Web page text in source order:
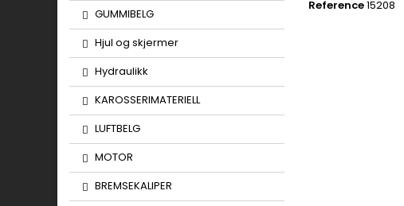
GUMMIBELG
Hjul og skjermer
Hydraulikk
KAROSSERIMATERIELL
LUFTBELG
MOTOR
BREMSEKALIPER
Reference15208